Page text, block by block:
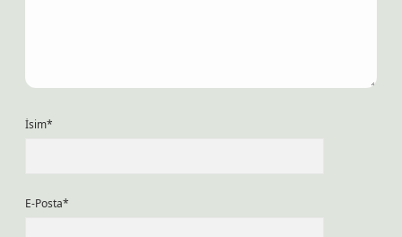
İsim*
E-Posta*